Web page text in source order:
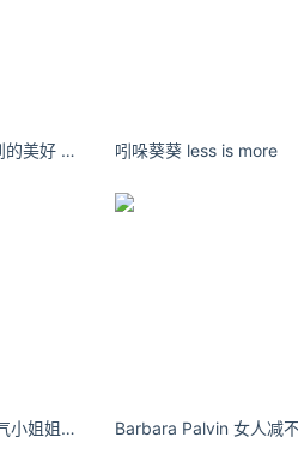
边边吃零食：白月光事得不到的美好 朱砂痣是没能珍惜的痛 吲哚葵葵 less is more
奶油米是喵喵 今天是韩系贵气小姐姐～ - 小红书